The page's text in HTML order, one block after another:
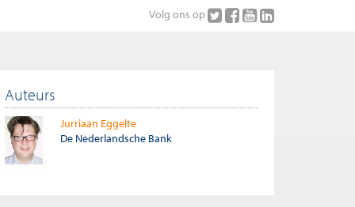
Volg ons op
Auteurs
Jurriaan Eggelte
De Nederlandsche Bank